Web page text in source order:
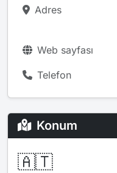
Adres
Web sayfası
Telefon
Konum
🇦🇹